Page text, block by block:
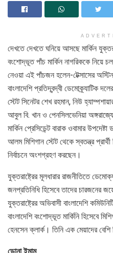
দেখতে দেখতে ঘনিয়ে আসছে মার্কিন
বংশোদ্ভূত পাঁচ মার্কিন নাগরিককে নিয়ে
নেওয়া এই পাঁচজন হলেন-টেক্সাসের
বাংলাদেশি প্রতিদ্বন্দ্বী ডেমোক্র্যাটিক
স্টেট সিনেটর শেখ রহমান, নিউ
আবুল বি. খান ও পেনসিলভেনিয়া
মার্কিন প্রেসিডেন্ট বারাক ওবামার
আলম মিশিগান স্টেট থেকে স্বতন্ত্র
নির্বাচনে অংশগ্রহণ করছেন।
যুক্তরাষ্ট্রের মূলধারার রাজনীতিতে
জনপ্রতিনিধি হিসেবে তাদের চারজনের
যুক্তরাষ্ট্রের অভিবাসী বাংলাদেশি
বাংলাদেশি বংশোদ্ভূত মার্কিনি হিসেবে
হেনসেন ক্লার্ক। তিনি এক মেয়াদের বেশি